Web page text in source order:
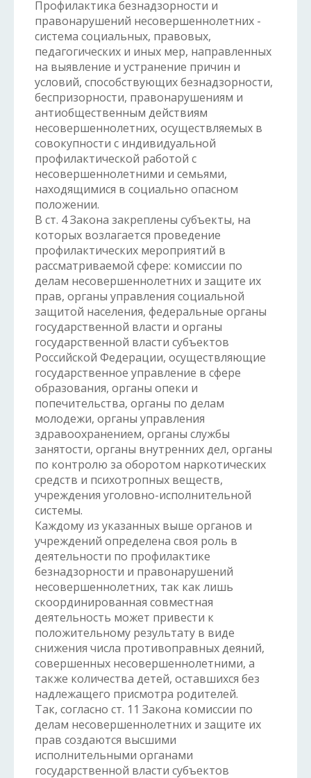
Профилактика безнадзорности и
правонарушений несовершеннолетних -
система социальных, правовых,
педагогических и иных мер, направленных
на выявление и устранение причин и
условий, способствующих безнадзорности,
беспризорности, правонарушениям и
антиобщественным действиям
несовершеннолетних, осуществляемых в
совокупности с индивидуальной
профилактической работой с
несовершеннолетними и семьями,
находящимися в социально опасном
положении.
В ст. 4 Закона закреплены субъекты, на
которых возлагается проведение
профилактических мероприятий в
рассматриваемой сфере: комиссии по
делам несовершеннолетних и защите их
прав, органы управления социальной
защитой населения, федеральные органы
государственной власти и органы
государственной власти субъектов
Российской Федерации, осуществляющие
государственное управление в сфере
образования, органы опеки и
попечительства, органы по делам
молодежи, органы управления
здравоохранением, органы службы
занятости, органы внутренних дел, органы
по контролю за оборотом наркотических
средств и психотропных веществ,
учреждения уголовно-исполнительной
системы.
Каждому из указанных выше органов и
учреждений определена своя роль в
деятельности по профилактике
безнадзорности и правонарушений
несовершеннолетних, так как лишь
скоординированная совместная
деятельность может привести к
положительному результату в виде
снижения числа противоправных деяний,
совершенных несовершеннолетними, а
также количества детей, оставшихся без
надлежащего присмотра родителей.
Так, согласно ст. 11 Закона комиссии по
делам несовершеннолетних и защите их
прав создаются высшими
исполнительными органами
государственной власти субъектов